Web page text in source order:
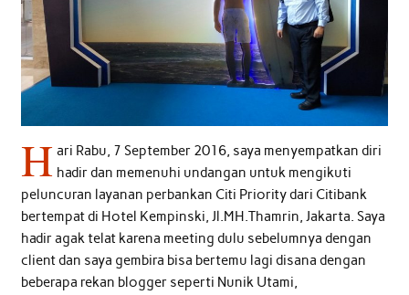
H ari Rabu, 7 September 2016, saya menyempatkan diri
hadir dan memenuhi undangan untuk mengikuti
peluncuran layanan perbankan Citi Priority dari Citibank
bertempat di Hotel Kempinski, Jl.MH.Thamrin, Jakarta. Saya
hadir agak telat karena meeting dulu sebelumnya dengan
client dan saya gembira bisa bertemu lagi disana dengan
beberapa rekan blogger seperti Nunik Utami,